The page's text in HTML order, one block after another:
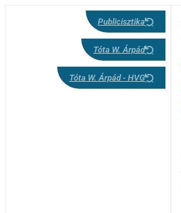
Publicisztika
Tóta W. Árpád
Tóta W. Árpád - HVG